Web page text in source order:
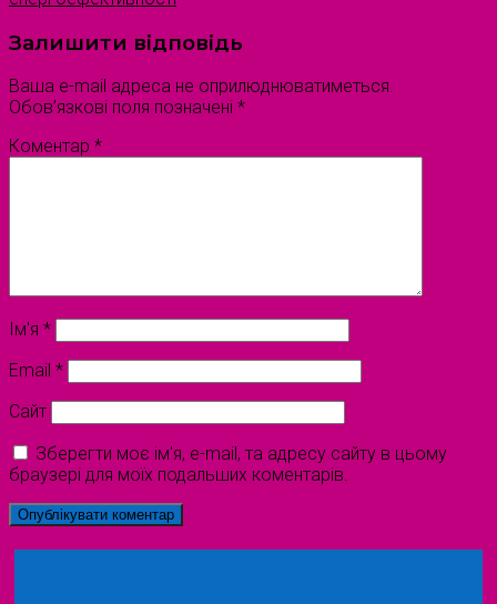
Залишити відповідь
Ваша e-mail адреса не оприлюднюватиметься.
Обов’язкові поля позначені *
Коментар *
Ім'я *
Email *
Сайт
Зберегти моє ім'я, e-mail, та адресу сайту в цьому
браузері для моїх подальших коментарів.